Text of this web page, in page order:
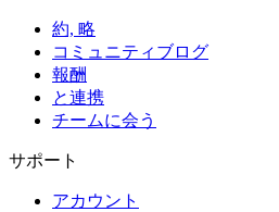
約, 略
コミュニティブログ
報酬
と連携
チームに会う
サポート
アカウント